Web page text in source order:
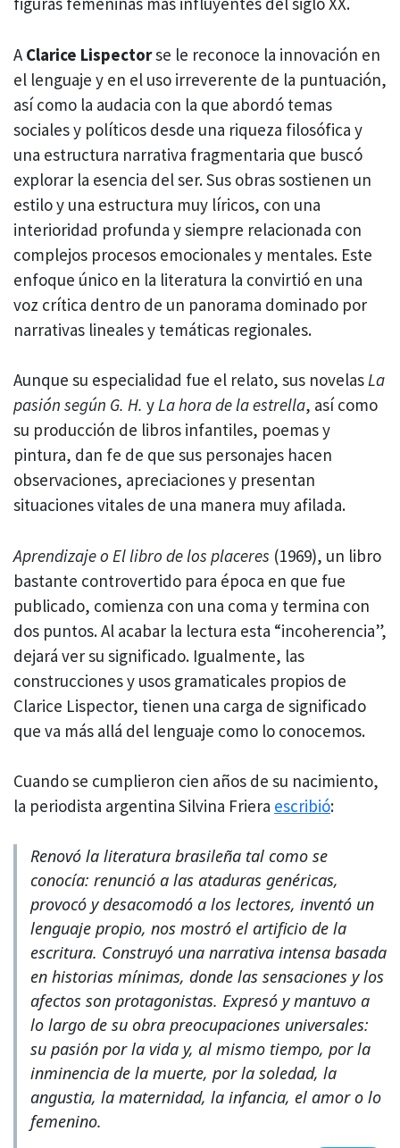
AClarice Lispectorse le reconoce la innovación en
el lenguaje y en el uso irreverente de la puntuación,
así como la audacia con la que abordó temas
sociales y políticos desde una riqueza filosófica y
una estructura narrativa fragmentaria que buscó
explorar la esencia del ser. Sus obras sostienen un
estilo y una estructura muy líricos, con una
interioridad profunda y siempre relacionada con
complejos procesos emocionales y mentales. Este
enfoque único en la literatura ​la convirtió en una
voz crítica dentro de un panorama dominado por
narrativas lineales y temáticas regionales.
Aunque su especialidad fue el relato, sus novelasLa
pasión según G. H. yLa hora de la estrella, así como
su producción de libros infantiles, poemas y
pintura, dan fe de que sus personajes hacen
observaciones, apreciaciones y presentan
situaciones vitales de una manera muy afilada.
Aprendizaje o El libro de los placeres (1969), un libro
bastante controvertido para época en que fue
publicado, comienza con una coma y termina con
dos puntos. Al acabar la lectura esta “incoherencia”,
dejará ver su significado. Igualmente, las
construcciones y usos gramaticales propios de
Clarice Lispector, tienen una carga de significado
que va más allá del lenguaje como lo conocemos.
Cuando se cumplieron cien años de su nacimiento,
la periodista argentina Silvina Friera escribió:
Renovó la literatura brasileña tal como se
conocía: renunció a las ataduras genéricas,
provocó y desacomodó a los lectores, inventó un
lenguaje propio, nos mostró el artificio de la
escritura. Construyó una narrativa intensa basada
en historias mínimas, donde las sensaciones y los
afectos son protagonistas. Expresó y mantuvo a
lo largo de su obra preocupaciones universales:
su pasión por la vida y, al mismo tiempo, por la
inminencia de la muerte, por la soledad, la
angustia, la maternidad, la infancia, el amor o lo
femenino.